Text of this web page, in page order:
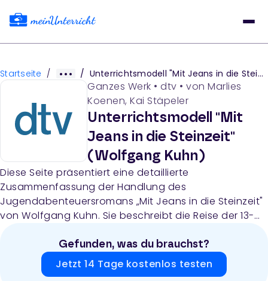
Startseite / / Unterrichtsmodell "Mit Jeans in die Steinzeit" (Wolfgang Kuhn)
Ganzes Werk • dtv • von Marlies
Koenen, Kai Stäpeler
Unterrichtsmodell "Mit
Jeans in die Steinzeit"
(Wolfgang Kuhn)
Diese Seite präsentiert eine detaillierte
Zusammenfassung der Handlung des
Jugendabenteuersromans „Mit Jeans in die Steinzeit"
von Wolfgang Kuhn. Sie beschreibt die Reise der 13-
einer Eiszeithöhle mit ihren Cousins und die
dramatische Wendung, als Isabelle sich in der Höhle
Gefunden, was du brauchst?
Jetzt 14 Tage kostenlos testen